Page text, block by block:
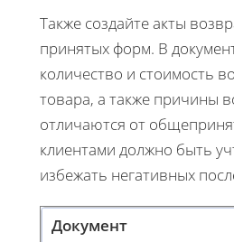
Также создайте акты
принятых форм. В
количество и стоимость
товара, а также причины
отличаются от
клиентами должно быть
избежать негативных
Документ